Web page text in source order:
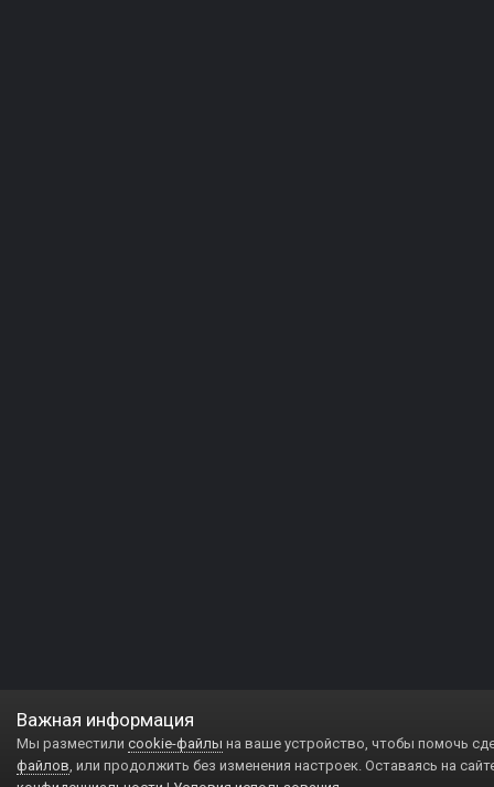
Важная информация
Мы разместили cookie-файлы на ваше устройство, чтобы помочь
файлов, или продолжить без изменения настроек. Оставаясь на